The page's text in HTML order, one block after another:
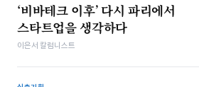
‘비바테크 이후’ 다시 파리에서
스타트업을 생각하다
이은서 칼럼니스트